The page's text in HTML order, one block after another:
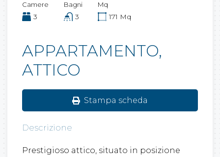
Camere
3
Bagni
3
Mq
171 Mq
APPARTAMENTO,
ATTICO
Stampa scheda
Descrizione
Prestigioso attico, situato in posizione